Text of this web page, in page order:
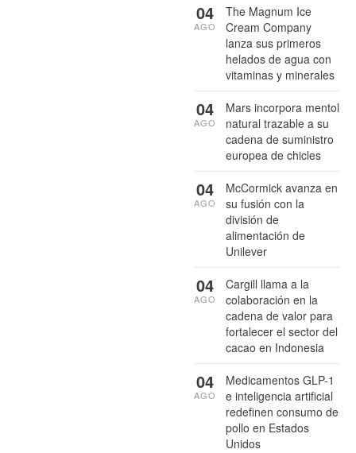
The Magnum Ice
Cream Company
lanza sus primeros
helados de agua con
vitaminas y minerales
04
AGO
Mars incorpora mentol
natural trazable a su
cadena de suministro
europea de chicles
04
AGO
McCormick avanza en
su fusión con la
división de
alimentación de
Unilever
04
AGO
Cargill llama a la
colaboración en la
cadena de valor para
fortalecer el sector del
cacao en Indonesia
04
AGO
Medicamentos GLP-1
e inteligencia artificial
redefinen consumo de
pollo en Estados
Unidos
04
AGO